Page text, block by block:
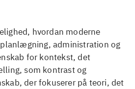
hvordan moderne
administration og
for kontekst, det
som kontrast og
der fokuserer på teori, det